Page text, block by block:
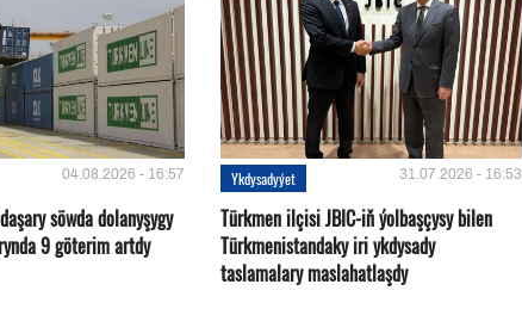
04.08.2026 - 16:57
söwda dolanyşygy
9 göterim artdy
Ykdysadyýet 31.07.2026 - 16:53
Türkmen ilçisi JBIC-iň ýolbaşçysy bilen
Türkmenistandaky iri ykdysady
taslamalary maslahatlaşdy